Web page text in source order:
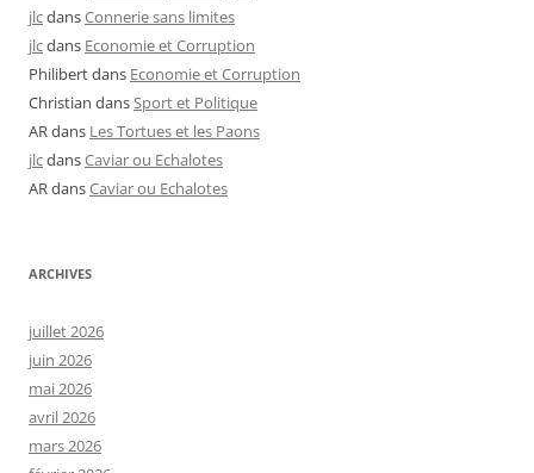
jlcdansConnerie sans limites
jlcdans Economie et Corruption
Philibertdans Economie et Corruption
Christian dans Sport et Politique
AR dans Les Tortues et les Paons
jlcdansCaviar ou Echalotes
AR dansCaviar ou Echalotes
ARCHIVES
juillet 2026
juin 2026
mai 2026
avril 2026
mars 2026